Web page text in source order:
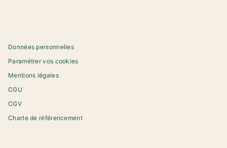
Données personnelles
Paramétrer vos cookies
Mentions légales
CGU
CGV
Charte de référencement